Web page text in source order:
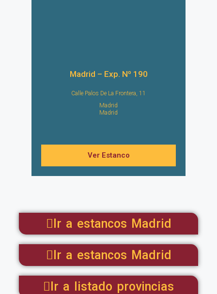
Madrid – Exp. Nº 190
Calle Palos De La Frontera, 11
Madrid
Madrid
Ver Estanco
Ir a estancos Madrid
Ir a estancos Madrid
Ir a listado provincias